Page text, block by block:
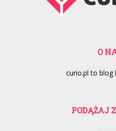
O
curio.pl to blog
PODĄŻAJ